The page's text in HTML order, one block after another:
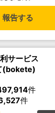
報告する
サービス
(bokete)
件
件